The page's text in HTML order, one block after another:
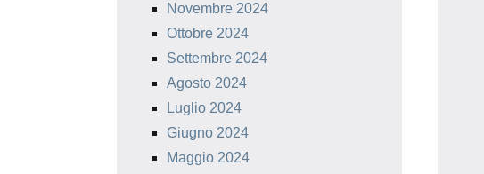
Novembre 2024
Ottobre 2024
Settembre 2024
Agosto 2024
Luglio 2024
Giugno 2024
Maggio 2024